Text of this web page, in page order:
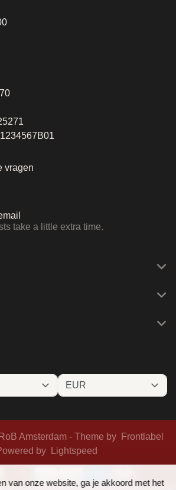
van onze website, ga je akkoord met het
vragen
take a little extra time.
Amsterdam - Theme by
Frontlabel
by
Lightspeed